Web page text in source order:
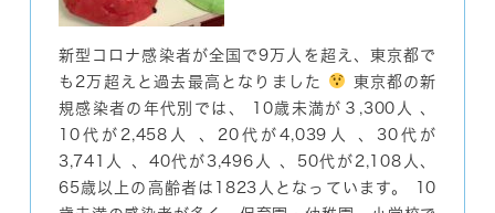
新型コロナ感染者が全国で9万人を超え、東京都で
も2万超えと過去最高となりました
東京都の新
規感染者の年代別では、 10歳未満が３,300人 、
10代が2,458人 、20代が4,039人 、30代が
3,741人 、40代が3,496人 、50代が2,108人、
65歳以上の高齢者は1823人となっています。 10